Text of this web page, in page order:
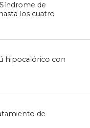
de
los cuatro
hipocalórico con
de